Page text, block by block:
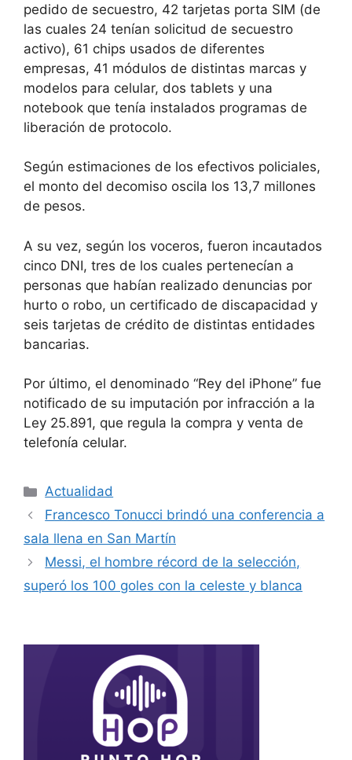
pedido de secuestro, 42 tarjetas porta SIM (de
las cuales 24 tenían solicitud de secuestro
activo), 61 chips usados de diferentes
empresas, 41 módulos de distintas marcas y
modelos para celular, dos tablets y una
notebook que tenía instalados programas de
liberación de protocolo.
Según estimaciones de los efectivos policiales,
el monto del decomiso oscila los 13,7 millones
de pesos.
A su vez, según los voceros, fueron incautados
cinco DNI, tres de los cuales pertenecían a
personas que habían realizado denuncias por
hurto o robo, un certificado de discapacidad y
seis tarjetas de crédito de distintas entidades
bancarias.
Por último, el denominado “Rey del iPhone” fue
notificado de su imputación por infracción a la
Ley 25.891, que regula la compra y venta de
telefonía celular.
Actualidad
Francesco Tonucci brindó una conferencia a
sala llena en San Martín
Messi, el hombre récord de la selección,
superó los 100 goles con la celeste y blanca